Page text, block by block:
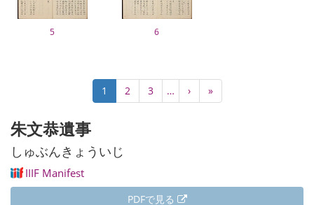
5 6
送
り
カ
レ
ペ
ー
1 Page
2 Page
3 …
次
ペ
›
最
終
»
朱文恭遺事
しゅぶんきょういじ
IIIF Manifest
PDFで見る